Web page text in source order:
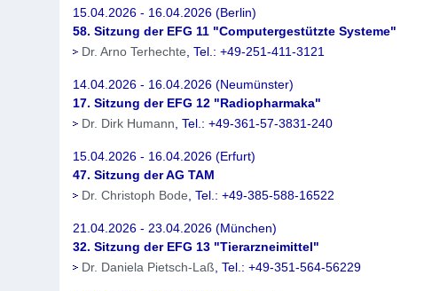
15.04.2026 - 16.04.2026 (Berlin)
58. Sitzung der EFG 11 "Computergestützte Systeme"
Dr. Arno Terhechte , Tel.: +49-251-411-3121
14.04.2026 - 16.04.2026 (Neumünster)
17. Sitzung der EFG 12 "Radiopharmaka"
Dr. Dirk Humann Tel.: +49-361-57-3831-240
15.04.2026 - 16.04.2026 (Erfurt)
47. Sitzung der AG TAM
Dr. Christoph Bode , Tel.: +49-385-588-16522
21.04.2026 - 23.04.2026 (München)
32. Sitzung der EFG 13 "Tierarzneimittel"
Dr. Daniela Pietsch-Laß , Tel.: +49-351-564-56229